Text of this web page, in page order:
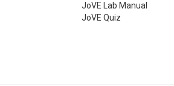
JoVE Lab Manual
JoVE Quiz